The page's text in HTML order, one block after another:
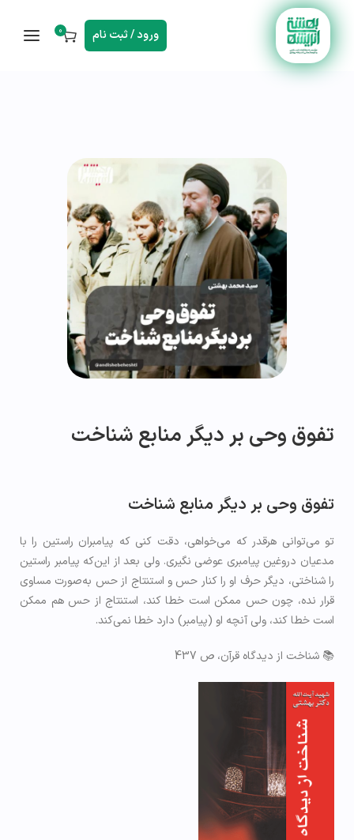
ورود / ثبت نام 0
تفوق وحی بر دیگر منابع شناخت
تفوق وحی بر دیگر منابع شناخت
تو می‌توانی هرقدر که می‌خواهی، دقت کنی که پیامبران راستین را با
مدعیان دروغین پیامبری عوضی نگیری. ولی بعد از این‌که پیامبر راستین
را شناختی، دیگر حرف او را کنار حس و استنتاج از حس به‌صورت مساوی
قرار نده، چون حس ممکن است خطا کند، استنتاج از حس هم ممکن
است خطا کند، ولی آنچه او (پیامبر) دارد خطا نمی‌کند.
📚 شناخت از دیدگاه قرآن، ص 437